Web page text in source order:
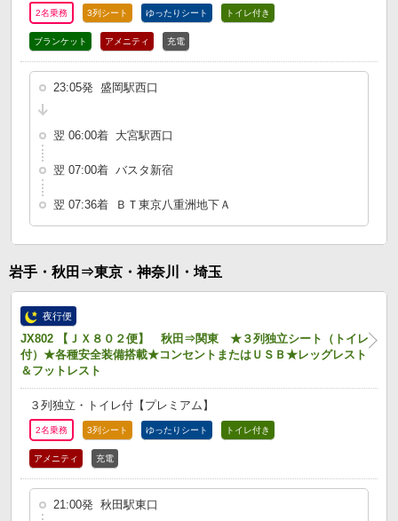
2名乗務 3列シート ゆったりシート トイレ付き
ブランケット アメニティ 充電
23:05発 盛岡駅西口
翌 06:00着 大宮駅西口
翌 07:00着 バスタ新宿
翌 07:36着 ＢＴ東京八重洲地下Ａ
岩手・秋田⇒東京・神奈川・埼玉
夜行便
JX802 【ＪＸ８０２便】 秋田⇒関東 ★３列独立シート（トイレ
付）★各種安全装備搭載★コンセントまたはＵＳＢ★レッグレスト
＆フットレスト
３列独立・トイレ付【プレミアム】
2名乗務 3列シート ゆったりシート トイレ付き
アメニティ 充電
21:00発 秋田駅東口